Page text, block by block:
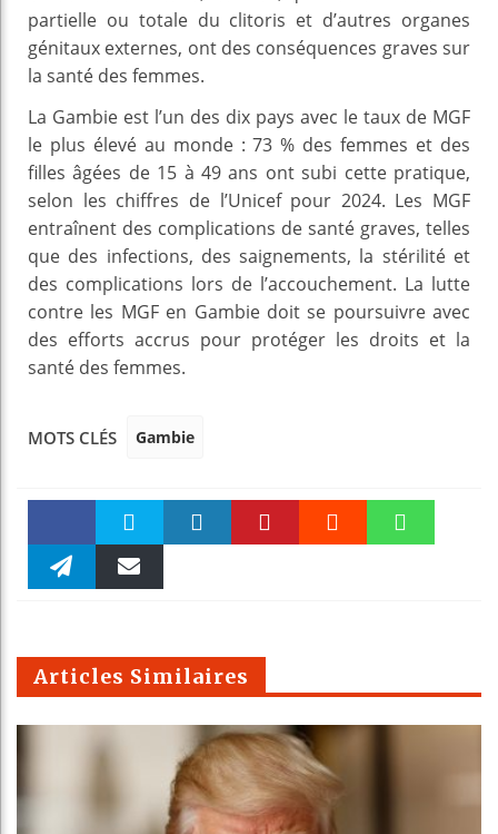
partielle ou totale du clitoris et d’autres organes
génitaux externes, ont des conséquences graves sur
la santé des femmes.
La Gambie est l’un des dix pays avec le taux de MGF
le plus élevé au monde : 73 % des femmes et des
filles âgées de 15 à 49 ans ont subi cette pratique,
selon les chiffres de l’Unicef pour 2024. Les MGF
entraînent des complications de santé graves, telles
que des infections, des saignements, la stérilité et
des complications lors de l’accouchement. La lutte
contre les MGF en Gambie doit se poursuivre avec
des efforts accrus pour protéger les droits et la
santé des femmes.
MOTS CLÉS Gambie
Faceboo Twitter
m
Articles Similaires